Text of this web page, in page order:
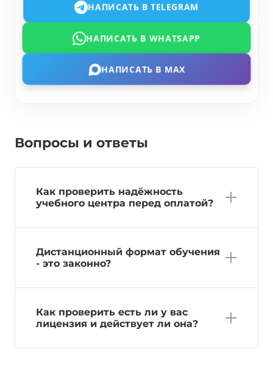
НАПИСАТЬ В TELEGRAM
НАПИСАТЬ В WHATSAPP
НАПИСАТЬ В MAX
Вопросы и ответы
Как проверить надёжность
учебного центра перед оплатой?
Дистанционный формат обучения
- это законно?
Как проверить есть ли у вас
лицензия и действует ли она?